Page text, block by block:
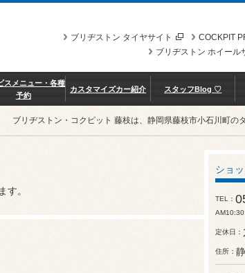
COCKPIT
ブリヂストン タイヤサイト
ブリヂストン ホイール
スメニュー・各種
予約
カスタマイズカー紹介 スタッフBlog ♡
ブリヂストン・コクピット 藤枝は、静岡県藤枝市小石川町の
す。
ショ
TEL
AM10:30
定休日
住所